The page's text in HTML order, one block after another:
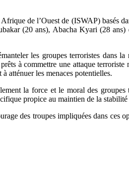
de l’Ouest de (ISWAP) basés
(20 ans), Abacha Kyari (28
les groupes terroristes
à commettre une attaque
atténuer les menaces potentielles.
la force et le moral des
propice au maintien de la
des troupes impliquées dans ces